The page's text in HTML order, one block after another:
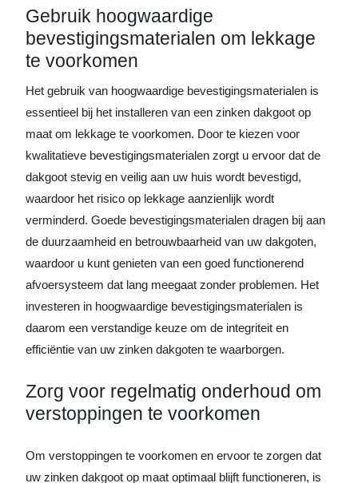
Gebruik hoogwaardige
bevestigingsmaterialen om lekkage
te voorkomen
Het gebruik van hoogwaardige bevestigingsmaterialen is
essentieel bij het installeren van een zinken dakgoot op
maat om lekkage te voorkomen. Door te kiezen voor
kwalitatieve bevestigingsmaterialen zorgt u ervoor dat de
dakgoot stevig en veilig aan uw huis wordt bevestigd,
waardoor het risico op lekkage aanzienlijk wordt
verminderd. Goede bevestigingsmaterialen dragen bij aan
de duurzaamheid en betrouwbaarheid van uw dakgoten,
waardoor u kunt genieten van een goed functionerend
afvoersysteem dat lang meegaat zonder problemen. Het
investeren in hoogwaardige bevestigingsmaterialen is
daarom een verstandige keuze om de integriteit en
efficiëntie van uw zinken dakgoten te waarborgen.
Zorg voor regelmatig onderhoud om
verstoppingen te voorkomen
Om verstoppingen te voorkomen en ervoor te zorgen dat
uw zinken dakgoot op maat optimaal blijft functioneren, is